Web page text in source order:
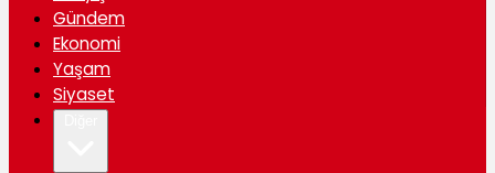
Gündem
Ekonomi
Yaşam
Siyaset